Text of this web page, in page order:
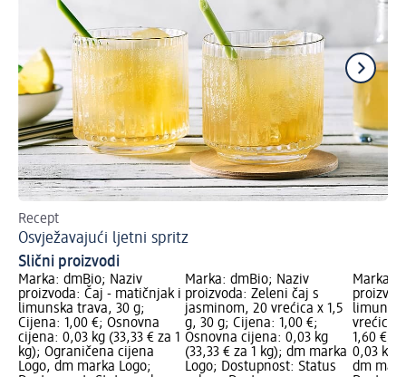
Recept
Osvježavajući ljetni spritz
Slični proizvodi
Marka: dmBio; Naziv
proizvoda: Čaj - matičnjak i
limunska trava, 30 g;
Cijena: 1,00 €; Osnovna
cijena: 0,03 kg (33,33 € za 1
kg); Ograničena cijena
Logo, dm marka Logo;
Marka: dmBio; Naziv
proizvoda: Zeleni čaj s
jasminom, 20 vrećica x 1,5
g, 30 g; Cijena: 1,00 €;
Osnovna cijena: 0,03 kg
(33,33 € za 1 kg); dm marka
Logo; Dostupnost: Status
Marka:
vrećica,
1,60 €;
0,03 kg
dm